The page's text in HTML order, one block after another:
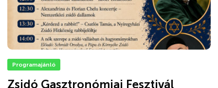
Programajánló
Zsidó Gasztronómiai Fesztivál